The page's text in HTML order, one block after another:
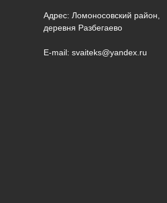
Адрес: Ломоносовский район,
деревня Разбегаево
E-mail: svaiteks@yandex.ru